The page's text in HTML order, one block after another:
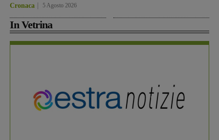
Cronaca 5 Agosto 2026
In Vetrina